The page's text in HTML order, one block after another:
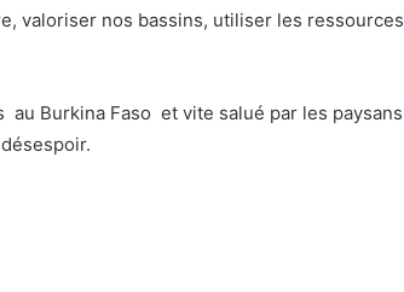
valoriser nos bassins, utiliser les ressources
au Burkina Faso et vite salué par les paysans